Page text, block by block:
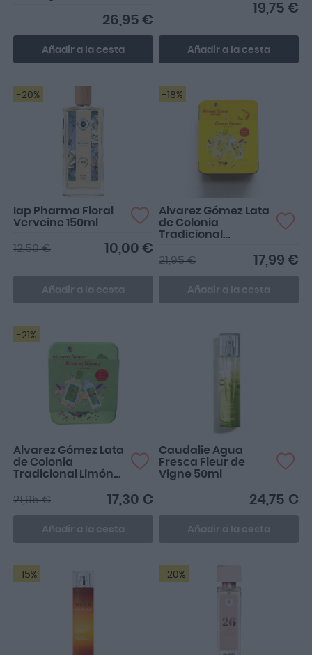
26,95 €
Añadir a la cesta
19,75 €
Añadir a la cesta
-20%
Iap Pharma Floral
Verveine 150ml
10,00 €
12,50 €
Añadir a la cesta
-18%
Alvarez Gómez Lata
de Colonia
Tradicional
ML + Emulsión
17,99 €
21,95 €
Añadir a la cesta
-21%
Alvarez Gómez Lata
de Colonia
Tradicional Limón
280ML
17,30 €
21,95 €
Añadir a la cesta
Caudalie Agua
Fresca Fleur de
Vigne 50ml
24,75 €
Añadir a la cesta
-15% -20%